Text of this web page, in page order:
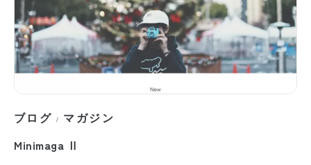
ブログ / マガジン
Minimaga Ⅱ